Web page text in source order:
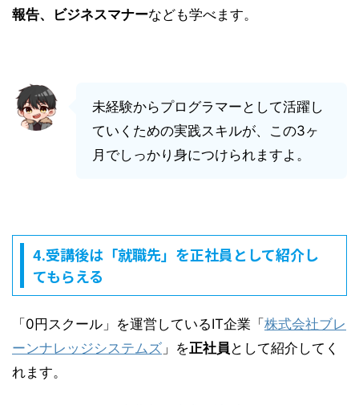
報告、ビジネスマナーなども学べます。
未経験からプログラマーとして活躍し
ていくための実践スキルが、この3ヶ
月でしっかり身につけられますよ。
4.受講後は「就職先」を正社員として紹介し
てもらえる
「0円スクール」を運営しているIT企業「 株式会社ブレ
ーンナレッジシステムズ 」を正社員 として紹介してく
れます。